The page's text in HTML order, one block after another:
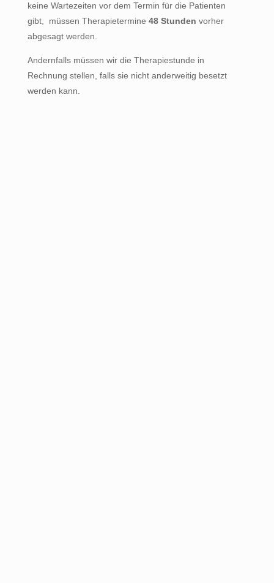
keine Wartezeiten vor dem Termin für die Patienten
gibt, müssen Therapietermine48 Stunden vorher
abgesagt werden.
Andernfalls müssen wir die Therapiestunde in
Rechnung stellen, falls sie nicht anderweitig besetzt
werden kann.